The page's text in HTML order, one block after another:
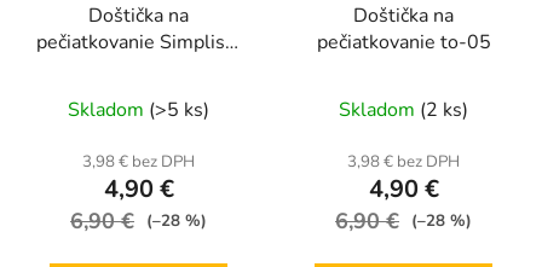
Doštička na
pečiatkovanie Simplism
Skladom (>5 ks)
3,98 € bez DPH
4,90 €
6,90 € (–28 %)
Doštička na
pečiatkovanie to-05
Skladom (2 ks)
3,98 € bez DPH
4,90 €
6,90 € (–28 %)